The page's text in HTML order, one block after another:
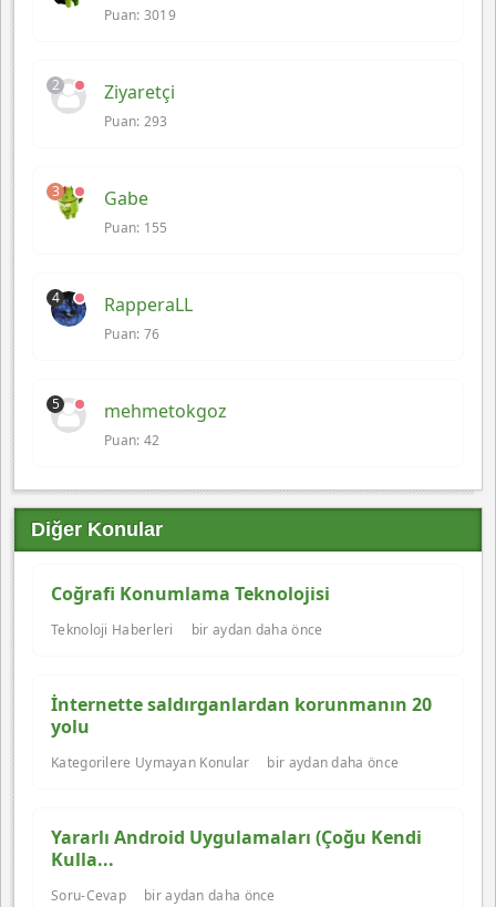
Puan: 3019
2 Ziyaretçi
Puan: 293
3 Gabe
Puan: 155
4 RapperaLL
Puan: 76
5 mehmetokgoz
Puan: 42
Diğer Konular
Coğrafi Konumlama Teknolojisi
Teknoloji Haberleri bir aydan daha önce
İnternette saldırganlardan korunmanın 20
yolu
Kategorilere Uymayan Konular bir aydan daha önce
Yararlı Android Uygulamaları (Çoğu Kendi
Kulla...
Soru-Cevap bir aydan daha önce